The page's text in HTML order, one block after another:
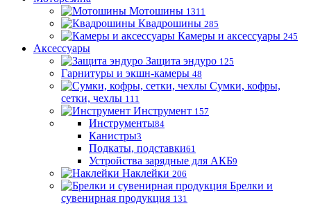
Мотошины 1311
Квадрошины 285
Камеры и аксессуары 245
Аксессуары
Защита эндуро 125
Гарнитуры и экшн-камеры 48
Сумки, кофры,
сетки, чехлы 111
Инструмент 157
Инструменты84
Канистры3
Подкаты, подставки61
Устройства зарядные для АКБ9
Наклейки 206
Брелки и
сувенирная продукция 131